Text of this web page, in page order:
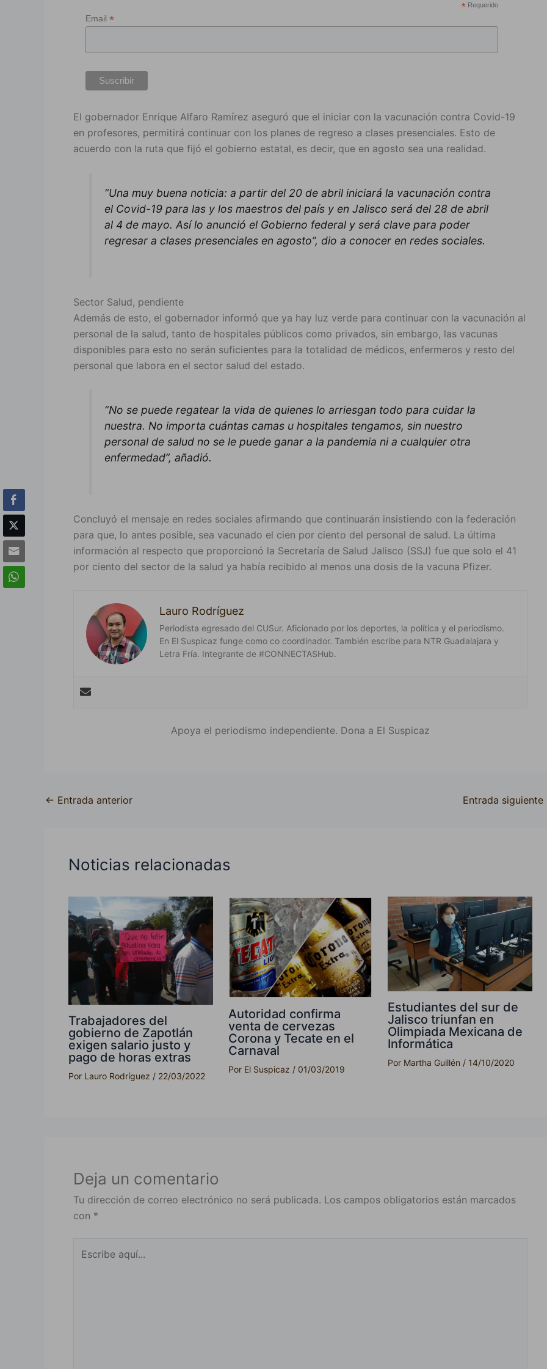
* Requerido
Email *
El gobernador Enrique Alfaro Ramírez aseguró que el iniciar con la vacunación contra Covid-19
en profesores, permitirá continuar con los planes de regreso a clases presenciales. Esto de
acuerdo con la ruta que fijó el gobierno estatal, es decir, que en agosto sea una realidad.
“Una muy buena noticia: a partir del 20 de abril iniciará la vacunación contra
el Covid-19 para las y los maestros del país y en Jalisco será del 28 de abril
al 4 de mayo. Así lo anunció el Gobierno federal y será clave para poder
regresar a clases presenciales en agosto”, dio a conocer en redes sociales.
Sector Salud, pendiente
Además de esto, el gobernador informó que ya hay luz verde para continuar con la vacunación al
personal de la salud, tanto de hospitales públicos como privados, sin embargo, las vacunas
disponibles para esto no serán suficientes para la totalidad de médicos, enfermeros y resto del
personal que labora en el sector salud del estado.
“No se puede regatear la vida de quienes lo arriesgan todo para cuidar la
nuestra. No importa cuántas camas u hospitales tengamos, sin nuestro
personal de salud no se le puede ganar a la pandemia ni a cualquier otra
enfermedad”, añadió.
Concluyó el mensaje en redes sociales afirmando que continuarán insistiendo con la federación
para que, lo antes posible, sea vacunado el cien por ciento del personal de salud. La última
información al respecto que proporcionó la Secretaría de Salud Jalisco (SSJ) fue que solo el 41
por ciento del sector de la salud ya había recibido al menos una dosis de la vacuna Pfizer.
Lauro Rodríguez
Periodista egresado del CUSur. Aficionado por los deportes, la política y el periodismo.
En El Suspicaz funge como co coordinador. También escribe para NTR Guadalajara y
Letra Fría. Integrante de #CONNECTASHub.
Apoya el periodismo independiente. Dona a El Suspicaz
← Entrada anterior Entrada siguiente
Noticias relacionadas
Trabajadores del
gobierno de Zapotlán
exigen salario justo y
pago de horas extras
Por Lauro Rodríguez / 22/03/2022
Autoridad confirma
venta de cervezas
Corona y Tecate en el
Carnaval
Por El Suspicaz / 01/03/2019
Estudiantes del sur de
Jalisco triunfan en
Olimpiada Mexicana de
Informática
Por Martha Guillén / 14/10/2020
Deja un comentario
Tu dirección de correo electrónico no será publicada. Los campos obligatorios están marcados
con *
aquí...